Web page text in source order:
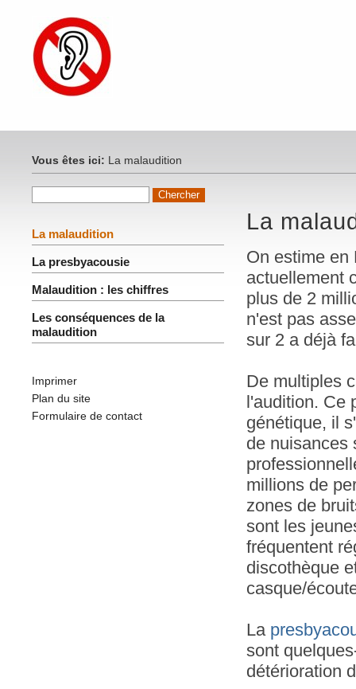
Vous êtes ici: La malaudition
La malaudition
La presbyacousie
Malaudition : les chiffres
Les conséquences de la
malaudition
Imprimer
Plan du site
Formulaire de contact
La
On estime en
actuellement
plus de 2
n'est pas
sur 2 a déjà
De multiples
l'audition. Ce
génétique, il
de nuisances
millions de
zones de
sont les
fréquentent
discothèque
casque/
La
sont
détérioration